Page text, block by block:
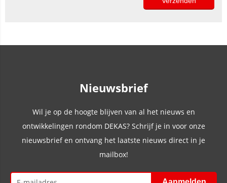
Nieuwsbrief
Wil je op de hoogte blijven van al het nieuws en
ontwikkelingen rondom DEKAS? Schrijf je in voor onze
nieuwsbrief en ontvang het laatste nieuws direct in je
mailbox!